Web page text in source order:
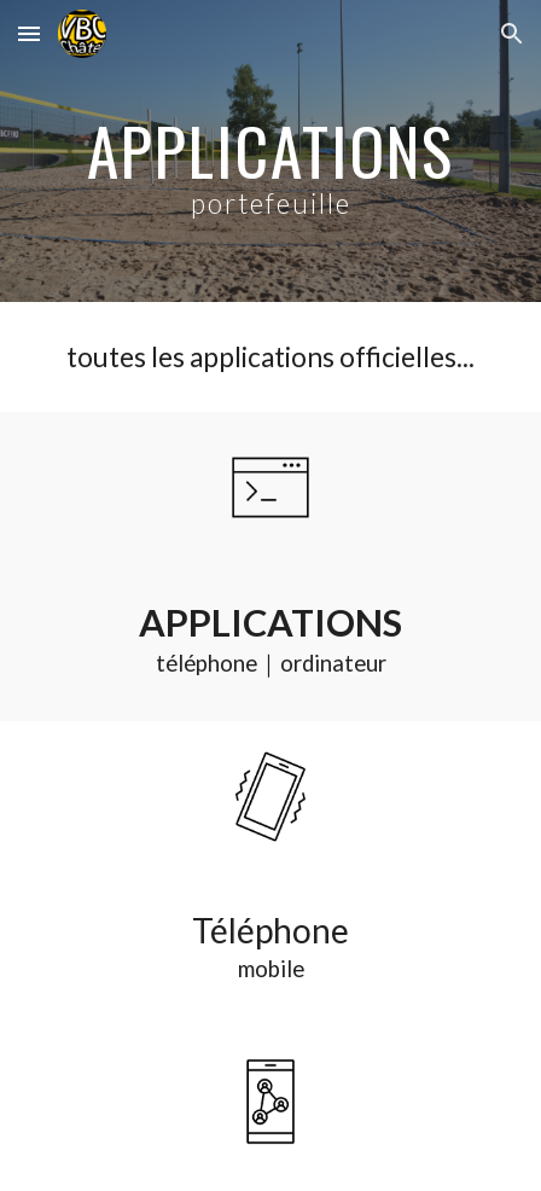
Skip to main content Skip to navigation
APPLICATIONS
portefeuille
toutes les applications officielles...
APPLICATIONS
téléphone｜ordinateur
Téléphone
mobile